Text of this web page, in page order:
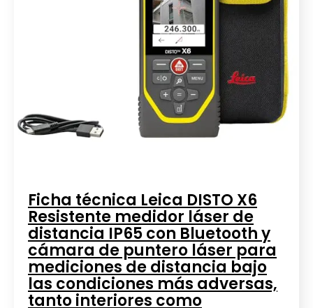
Ficha técnica Leica DISTO X6
Resistente medidor láser de
distancia IP65 con Bluetooth y
cámara de puntero láser para
mediciones de distancia bajo
las condiciones más adversas,
tanto interiores como